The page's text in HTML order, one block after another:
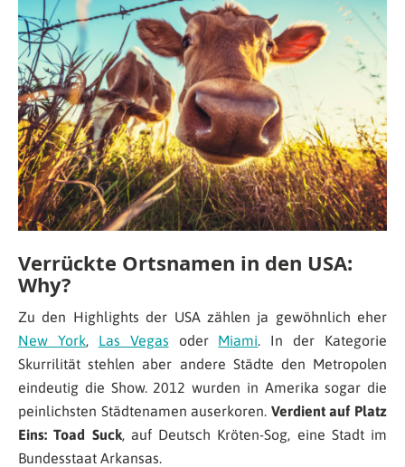
Verrückte Ortsnamen in den USA:
Why?
Zu den Highlights der USA zählen ja gewöhnlich eher
New York, Las Vegas oder Miami. In der Kategorie
Skurrilität stehlen aber andere Städte den Metropolen
eindeutig die Show. 2012 wurden in Amerika sogar die
peinlichsten Städtenamen auserkoren. Verdient auf Platz
Eins: Toad Suck, auf Deutsch Kröten-Sog, eine Stadt im
Bundesstaat Arkansas.